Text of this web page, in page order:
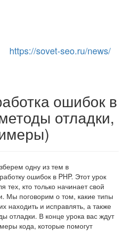
https://sovet-seo.ru/news/
Navigation
ошибок в
отладки,
одну из тем в
ошибок в PHP. Этот урок
тех, кто только начинает свой
Мы поговорим о том, какие типы
находить и исправлять, а также
отладки. В конце урока вас ждут
кода, которые помогут